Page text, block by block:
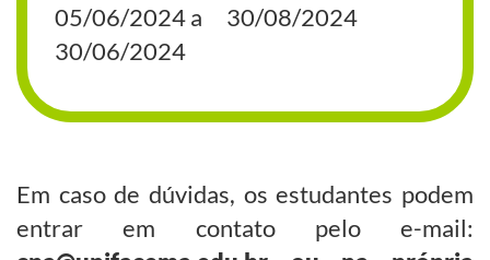
05/06/2024 a
30/06/2024
30/08/2024
Em caso de dúvidas, os estudantes podem
entrar em contato pelo e-mail: